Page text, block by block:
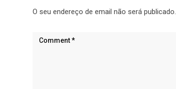
O seu endereço de email não será publicado.